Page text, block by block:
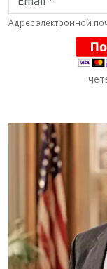
Адрес электронной